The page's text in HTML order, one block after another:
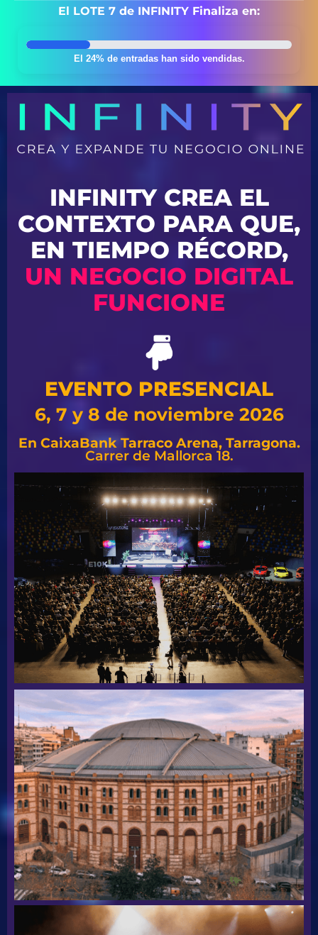
El LOTE 7 de INFINITY Finaliza en:
El 24% de entradas han sido vendidas.
INFINITY CREA EL
CONTEXTO PARA QUE,
EN TIEMPO RÉCORD,
UN NEGOCIO DIGITAL
FUNCIONE
EVENTO PRESENCIAL
6, 7 y 8 de noviembre 2026
En CaixaBank Tarraco Arena, Tarragona.
Carrer de Mallorca 18.